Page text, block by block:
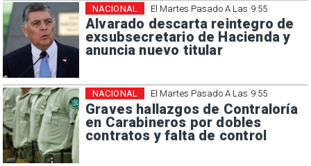
El Martes Pasado A Las 9:55
Alvarado descarta reintegro de
exsubsecretario de Hacienda y
anuncia nuevo titular
NACIONAL
El Martes Pasado A Las 9:55
Graves hallazgos de Contraloría
en Carabineros por dobles
contratos y falta de control
NACIONAL